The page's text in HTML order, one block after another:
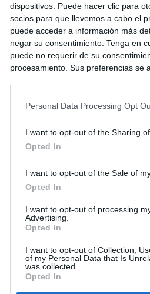
dispositivos. Puede hacer clic para
socios para que llevemos a cabo el
puede acceder a información más
negar su consentimiento. Tenga en
puede no requerir de su
procesamiento. Sus preferencias se
Personal Data Processing Opt
I want to opt-out of the Sharing
Opted In
I want to opt-out of the Sale of
Opted In
I want to opt-out of processing
Advertising.
Opted In
I want to opt-out of Collection,
of my Personal Data that Is
was collected.
Opted In
Últimas noticias
que Madrid no tiene residencia oficial para
El Gobierno de Ayuso no puede destinar